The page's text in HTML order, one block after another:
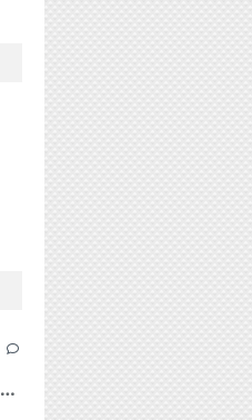
Coronavirus : Comment une petite station de ski autrichienne a accéléré la propagation du virus